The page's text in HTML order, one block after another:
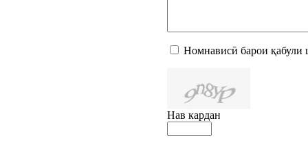
Номнависӣ барои қабули
Нав кардан